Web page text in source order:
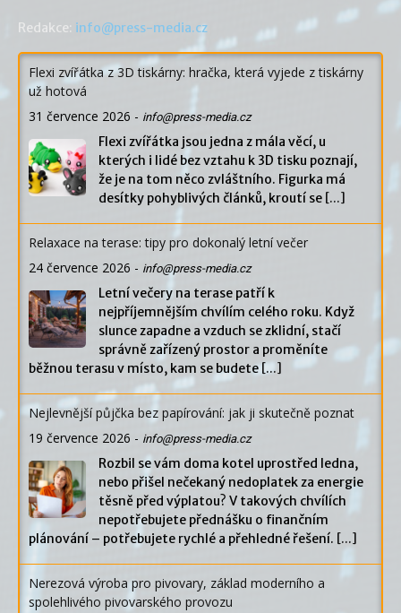
Redakce: info@press-media.cz
Flexi zvířátka z 3D tiskárny: hračka, která vyjede z tiskárny
už hotová
31 července 2026 - info@press-media.cz
Flexi zvířátka jsou jedna z mála věcí, u
kterých i lidé bez vztahu k 3D tisku poznají,
že je na tom něco zvláštního. Figurka má
desítky pohyblivých článků, kroutí se [...]
Relaxace na terase: tipy pro dokonalý letní večer
24 července 2026 - info@press-media.cz
Letní večery na terase patří k
nejpříjemnějším chvílím celého roku. Když
slunce zapadne a vzduch se zklidní, stačí
správně zařízený prostor a proměníte
běžnou terasu v místo, kam se budete [...]
Nejlevnější půjčka bez papírování: jak ji skutečně poznat
19 července 2026 - info@press-media.cz
Rozbil se vám doma kotel uprostřed ledna,
nebo přišel nečekaný nedoplatek za energie
těsně před výplatou? V takových chvílích
nepotřebujete přednášku o finančním
plánování – potřebujete rychlé a přehledné řešení. [...]
Nerezová výroba pro pivovary, základ moderního a
spolehlivého pivovarského provozu